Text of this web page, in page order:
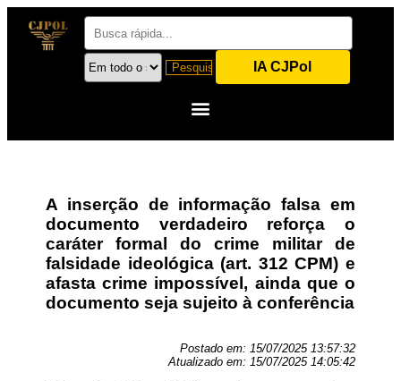
IA CJPol
A inserção de informação falsa em
documento verdadeiro reforça o
caráter formal do crime militar de
falsidade ideológica (art. 312 CPM) e
afasta crime impossível, ainda que o
documento seja sujeito à conferência
Postado em: 15/07/2025 13:57:32
Atualizado em: 15/07/2025 14:05:42